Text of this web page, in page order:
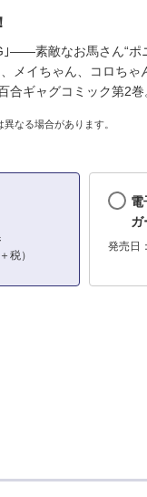
｣――素敵なお馬さん“ポ
メイちゃん、コロち
合ギャグコミック第2巻
なる場合があります。
税）
電
ガ
発売日